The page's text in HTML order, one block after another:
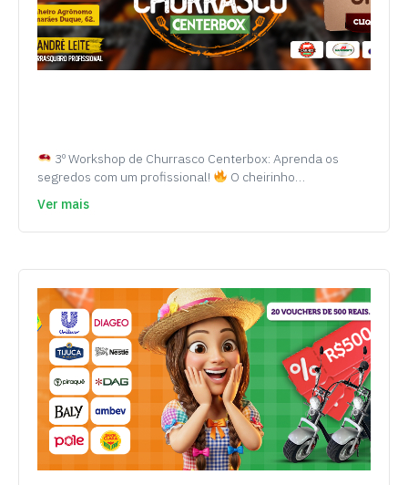
3º Workshop de Churrasco Centerbox: Aprenda os
segredos com um profissional!
O cheirinho…
Ver mais